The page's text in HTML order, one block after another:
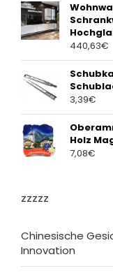
440,63€
3,39€
Holz
7,08€
zzzzz
Chinesische
Innovation